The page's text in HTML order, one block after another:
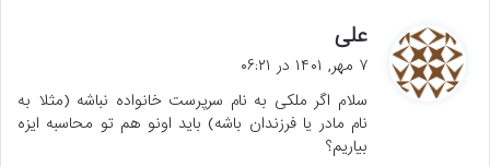
علی
ت
۷ مهر, ۱۴۰۱ در ۰۶:۲۱
سلام اگر ملکی به نام سرپرست خانواده نباشه (مثلا به
نام مادر یا فرزندان باشه) باید اونو هم تو محاسبه ایزه
بیاریم؟